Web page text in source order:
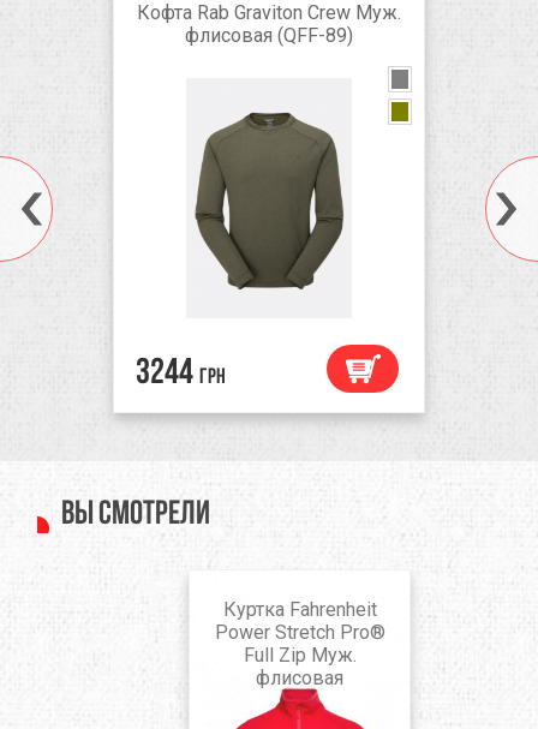
Кофта Rab Graviton Crew Муж.
флисовая (QFF-89)
3244 грн
blue
Вы смотрели
Куртка Fahrenheit
Power Stretch Pro®
Full Zip Муж.
флисовая